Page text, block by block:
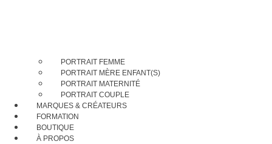
PORTRAIT FEMME
PORTRAIT MÈRE ENFANT(S)
PORTRAIT MATERNITÉ
PORTRAIT COUPLE
MARQUES & CRÉATEURS
FORMATION
BOUTIQUE
À PROPOS